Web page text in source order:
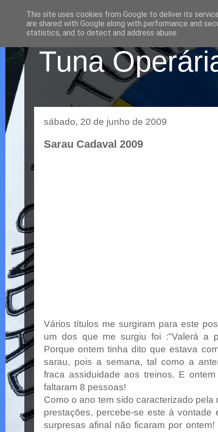
Tuna
sábado, 20 de junho de 2009
Sarau Cadaval 2009
Vários títulos me surgiram para este
um dos que me surgiu foi :"Valerá a
Porque ontem tinha dito que estava
sarau, pois a semana, tal como a
fraca assiduidade aos treinos. E
faltaram 8 pessoas!
Como o ano tem sido caracterizado
prestações, percebe-se este à vontade
surpresas afinal não ficaram por
This site uses cookies from Google to deliver its
are shared with Google along with performance and
statistics, and to detect and address abuse.